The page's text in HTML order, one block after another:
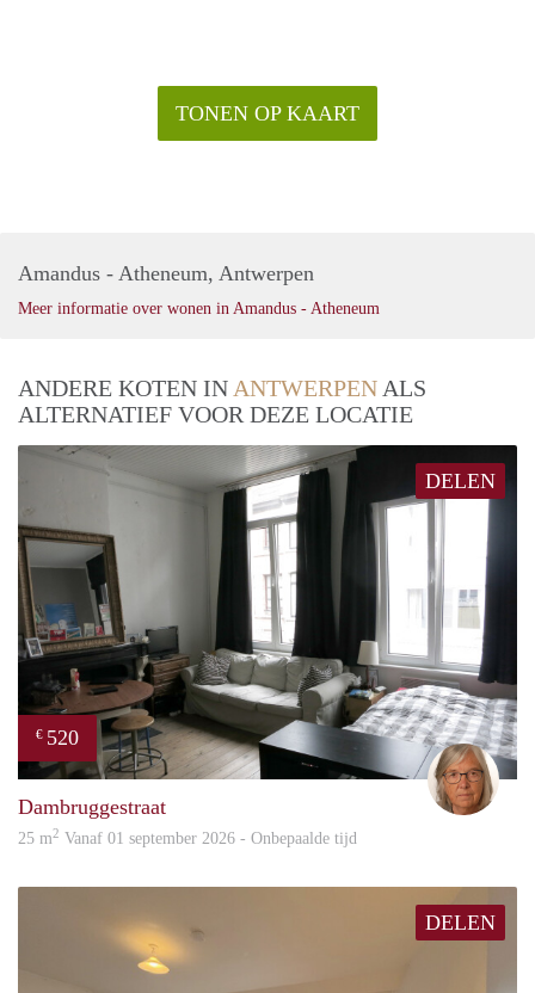
TONEN OP KAART
Amandus - Atheneum, Antwerpen
Meer informatie over wonen in Amandus - Atheneum
ANDERE KOTEN IN ANTWERPEN ALS
ALTERNATIEF VOOR DEZE LOCATIE
DELEN
€ 520
Dambruggestraat
25 m2 Vanaf 01 september 2026 - Onbepaalde tijd
DELEN